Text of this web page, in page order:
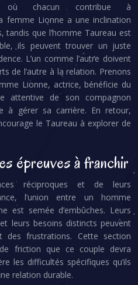
où chacun contribue à
femme Lionne a une inclination
tandis que l’homme Taureau est
ils peuvent trouver un juste
L’un comme l’autre doivent
de l’autre à la relation. Prenons
Lionne, actrice, bénéficie du
attentive de son compagnon
à gérer sa carrière. En retour,
le Taureau à explorer de
épreuves à franchir
réciproques et de leurs
l’union entre un homme
est semée d’embûches. Leurs
leurs besoins distincts peuvent
des frustrations. Cette section
friction que ce couple devra
les difficultés spécifiques qu’ils
relation durable.